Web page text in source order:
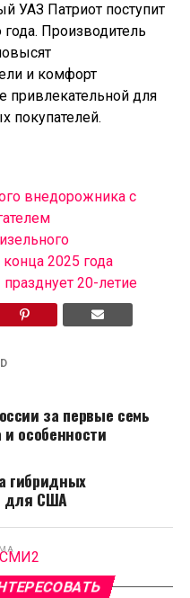
УАЗ Патриот поступит
Производитель
и комфорт
привлекательной для
покупателей.
внедорожника с
2025 года
20-летие
за первые семь
особенности
гибридных
для США
СМИ2